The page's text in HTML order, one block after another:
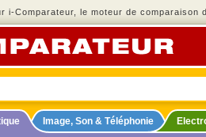
i-Comparateur, le moteur de comparaison
Image, Son & Téléphonie